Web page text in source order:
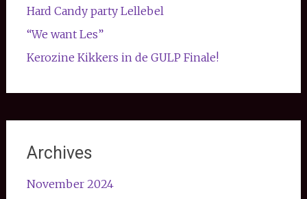
Hard Candy party Lellebel
“We want Les”
Kerozine Kikkers in de GULP Finale!
Archives
November 2024